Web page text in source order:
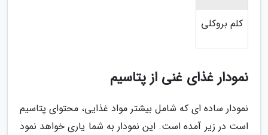
کلم بروکلی
نمودار غذای غنی از پتاسیم
نمودار ساده ای که شامل بیشتر مواد غذایی، محتوای پتاسیم
است در زیر آمده است. این نمودار به شما یاری خواهد نمود